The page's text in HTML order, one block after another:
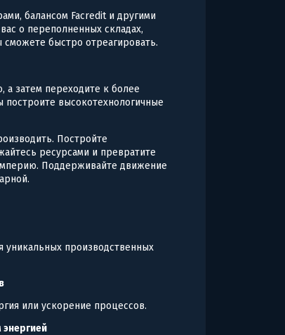
балансом Facredit и другими
о переполненных складах,
быстро отреагировать.
а затем переходите к более
высокотехнологичные
Постройте
ресурсами и превратите
Поддерживайте движение
уникальных производственных
или ускорение процессов.